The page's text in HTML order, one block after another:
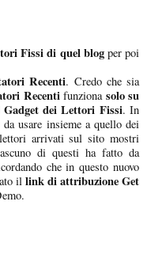
Fissi di quel blogper poi
Recenti. Credo che sia
Recentifunziona solo su
Gadget dei Lettori Fissi. In
usare insieme a quello dei
arrivati sul sito mostri
di questi ha fatto da
che in questo nuovo
il link di attribuzione Get